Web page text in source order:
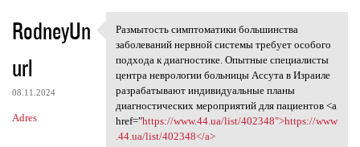
RodneyUn
url
08.11.2024
Adres
Размытость симптоматики
Размытость симптоматики большинства
заболеваний нервной системы требует особого
подхода к диагностике. Опытные специалисты
центра неврологии больницы Ассута в Израиле
разрабатывают индивидуальные планы
диагностических мероприятий для пациентов <a
href="https://www.44.ua/list/402348">https://www
.44.ua/list/402348</a>